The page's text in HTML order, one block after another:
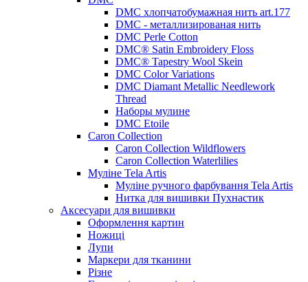
DMC хлопчатобумажная нить art.177
DMC - металлизированая нить
DMC Perle Cotton
DMC® Satin Embroidery Floss
DMC® Tapestry Wool Skein
DMC Color Variations
DMC Diamant Metallic Needlework
Thread
Наборы мулине
DMC Etoile
Caron Collection
Caron Collection Wildflowers
Caron Collection Waterlilies
Муліне Tela Artis
Муліне ручного фарбування Tela Artis
Нитка для вишивки Пухнастик
Аксесуари для вишивки
Оформлення картин
Ножиці
Лупи
Маркери для тканини
Різне